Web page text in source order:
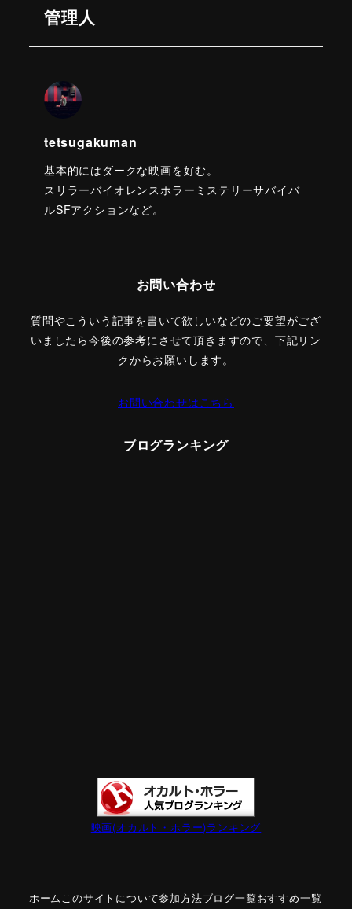
管理人
tetsugakuman
基本的にはダークな映画を好む。
スリラーバイオレンスホラーミステリーサバイバ
ルSFアクションなど。
お問い合わせ
質問やこういう記事を書いて欲しいなどのご要望がござ
いましたら今後の参考にさせて頂きますので、下記リン
クからお願いします。
お問い合わせはこちら
ブログランキング
映画(オカルト・ホラー)ランキング
ホーム このサイトについて参加方法ブログ一覧おすすめ一覧